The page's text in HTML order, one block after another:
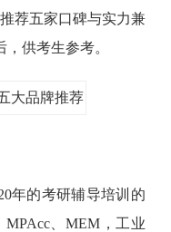
荐五家口碑与实力兼
供考生参考。
年的考研辅导培训的
、MEM，工业